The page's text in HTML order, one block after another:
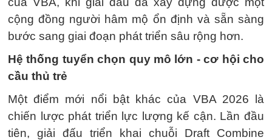
cộng đồng người hâm mộ ổn định và sẵn sàng
bước sang giai đoạn phát triển sâu rộng hơn.
Hệ thống tuyển chọn quy mô lớn - cơ hội cho
cầu thủ trẻ
Một điểm mới nổi bật khác của VBA 2026 là
chiến lược phát triển lực lượng kế cận. Lần đầu
tiên, giải đấu triển khai chuỗi Draft Combine